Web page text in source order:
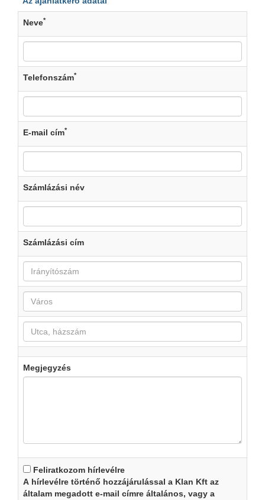
Neve*
Telefonszám*
E-mail cím*
Számlázási név
Számlázási cím
Megjegyzés
Feliratkozom hírlevélre
A hírlevélre történő hozzájárulással a Klan Kft az
általam megadott e-mail címre általános, vagy a